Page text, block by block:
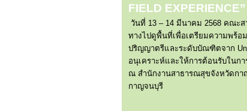
FIELD EXPERIENCE”
วันที่ 13 – 14 มีนาคม 2568 คณะ
ทางไปดูพื้นที่เพื่อเตรียมความพร้อม
ปริญญาตรีและระดับบัณฑิตจาก
อนุเคราะห์และให้การต้อนรับในกา
ณ สำนักงานสาธารณสุขจังหวัดกา
กาญจนบุรี